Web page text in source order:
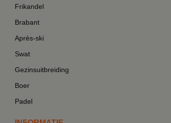
Frikandel
Brabant
Après-ski
Swat
Gezinsuitbreiding
Boer
Padel